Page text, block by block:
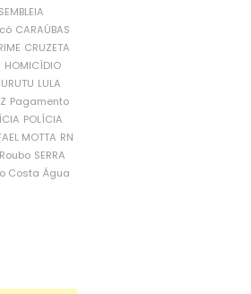
CARAÚBAS
CRUZETA
HOMICÍDIO
LULA
Pagamento
POLÍCIA
MOTTA RN
Roubo SERRA
Costa Água